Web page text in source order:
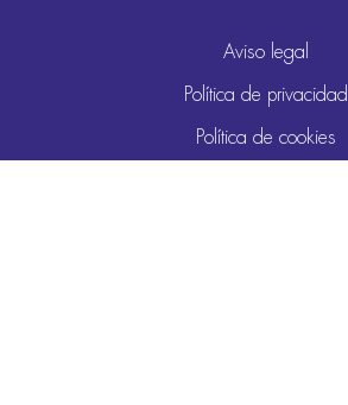
Aviso legal
Política de privacidad
Política de cookies